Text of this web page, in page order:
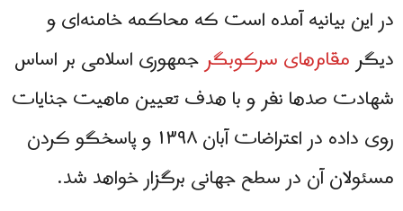
در این بیانیه آمده است که محاکمه خامنه‌ای و
دیگرمقام‌های سرکوبگرجمهوری اسلامی بر اساس
شهادت صدها نفر و با هدف تعیین ماهیت جنایات
روی داده در اعتراضات آبان ۱۳۹۸ و پاسخگو کردن
مسئولان آن در سطح جهانی برگزار خواهد شد.